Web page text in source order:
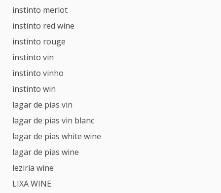
instinto merlot
instinto red wine
instinto rouge
instinto vin
instinto vinho
instinto win
lagar de pias vin
lagar de pias vin blanc
lagar de pias white wine
lagar de pias wine
leziria wine
LIXA WINE